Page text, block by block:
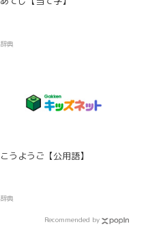
辞典
こうようご【公用語】
辞典
Recommended by